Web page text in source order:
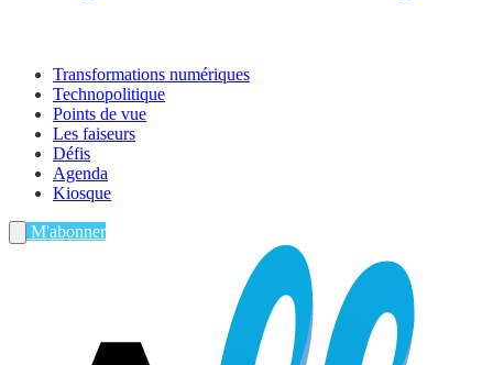
Transformations numériques
Technopolitique
Points de vue
Les faiseurs
Défis
Agenda
Kiosque
M'abonner